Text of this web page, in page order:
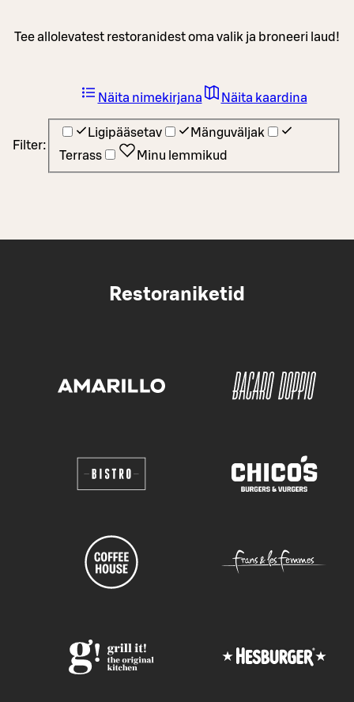
Tee allolevatest restoranidest oma valik ja broneeri laud!
Filter:
Ligipääsetav
Mänguväljak
Terrass
Minu lemmikud
Näita nimekirjana Näita kaardina
Restoraniketid